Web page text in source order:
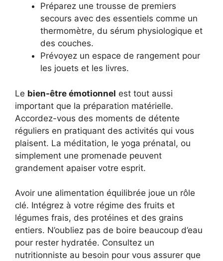
Préparez une trousse de premiers
secours avec des essentiels comme un
thermomètre, du sérum physiologique et
des couches.
Prévoyez un espace de rangement pour
les jouets et les livres.
Le bien-être émotionnel est tout aussi
important que la préparation matérielle.
Accordez-vous des moments de détente
réguliers en pratiquant des activités qui vous
plaisent. La méditation, le yoga prénatal, ou
simplement une promenade peuvent
grandement apaiser votre esprit.
Avoir une alimentation équilibrée joue un rôle
clé. Intégrez à votre régime des fruits et
légumes frais, des protéines et des grains
entiers. N’oubliez pas de boire beaucoup d’eau
pour rester hydratée. Consultez un
nutritionniste au besoin pour vous assurer que